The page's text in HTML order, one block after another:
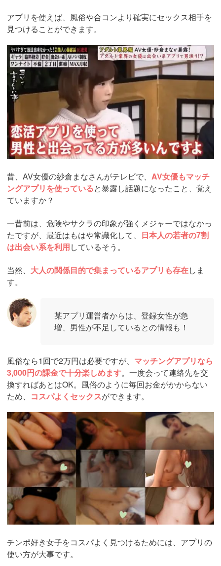
アプリを使えば、風俗や合コンより確実にセックス相手を
見つけることができます。
https://pcmax.jp/lp/?
ad_id=rm307152
昔、AV女優の紗倉まなさんがテレビで、 AV女優もマッチ
ングアプリを使っていると暴露し話題になったこと、覚え
ていますか？
一昔前は、危険やサクラの印象が強くメジャーではなかっ
たですが、最近はもはや常識化して、 日本人の若者の7割
は出会い系を利用しているそう。
当然、 大人の関係目的で集まっているアプリも存在しま
す。
某アプリ運営者からは、登録女性が急
増、男性が不足しているとの情報も！
風俗なら1回で2万円は必要ですが、 マッチングアプリなら
3,000円の課金で十分楽しめます。一度会って連絡先を交
換すればあとはOK。風俗のように毎回お金がかからない
ため、 コスパよくセックスができます。
https://pcmax.jp/lp/?
ad_id=rm307152
チンポ好き女子をコスパよく見つけるためには、アプリの
使い方が大事です。